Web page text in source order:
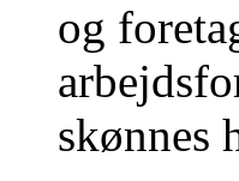
og
skønnes